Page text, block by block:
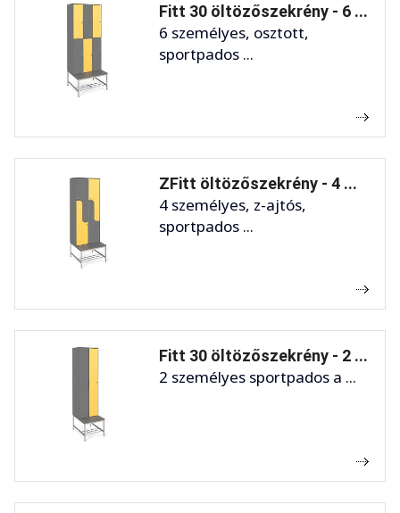
Fitt 30 öltözőszekrény - 6 ...
6 személyes, osztott,
sportpados ...
ZFitt öltözőszekrény - 4 ...
4 személyes, z-ajtós,
sportpados ...
Fitt 30 öltözőszekrény - 2 ...
2 személyes sportpados a ...